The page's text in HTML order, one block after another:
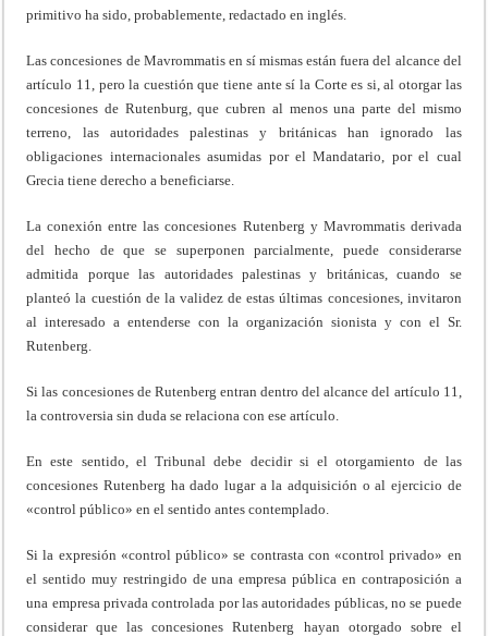
primitivo ha sido, probablemente, redactado en inglés.
Las concesiones de Mavrommatis en sí mismas están fuera del alcance del
artículo 11, pero la cuestión que tiene ante sí la Corte es si, al otorgar las
concesiones de Rutenburg, que cubren al menos una parte del mismo
terreno, las autoridades palestinas y británicas han ignorado las
obligaciones internacionales asumidas por el Mandatario, por el cual
Grecia tiene derecho a beneficiarse.
La conexión entre las concesiones Rutenberg y Mavrommatis derivada
del hecho de que se superponen parcialmente, puede considerarse
admitida porque las autoridades palestinas y británicas, cuando se
planteó la cuestión de la validez de estas últimas concesiones, invitaron
al interesado a entenderse con la organización sionista y con el Sr.
Rutenberg.
Si las concesiones de Rutenberg entran dentro del alcance del artículo 11,
la controversia sin duda se relaciona con ese artículo.
En este sentido, el Tribunal debe decidir si el otorgamiento de las
concesiones Rutenberg ha dado lugar a la adquisición o al ejercicio de
«control público» en el sentido antes contemplado.
Si la expresión «control público» se contrasta con «control privado» en
el sentido muy restringido de una empresa pública en contraposición a
una empresa privada controlada por las autoridades públicas, no se puede
considerar que las concesiones Rutenberg hayan otorgado sobre el